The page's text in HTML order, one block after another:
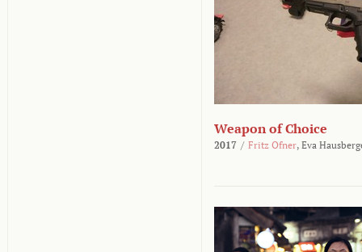
Weapon of Choice
2017 / Fritz Ofner, Eva